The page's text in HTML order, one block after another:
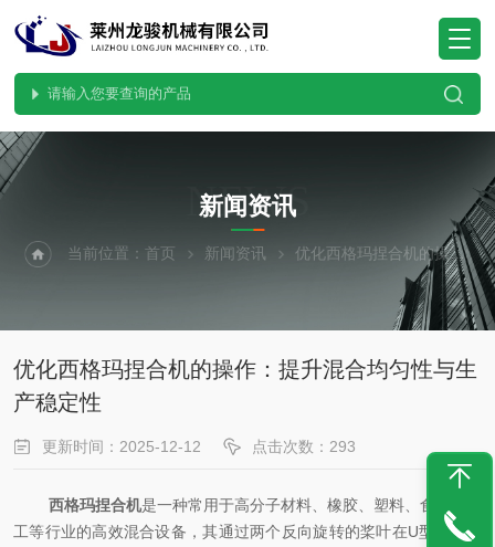
NEWS
新闻资讯
当前位置：首页 新闻资讯 优化西格玛捏合机的操作：提升混合均匀性与生产稳定性
优化西格玛捏合机的操作：提升混合均匀性与生
产稳定性
更新时间：2025-12-12 点击次数：293
西格玛捏合机是一种常用于高分子材料、橡胶、塑料、食品及化
工等行业的高效混合设备，其通过两个反向旋转的桨叶在U型槽体内